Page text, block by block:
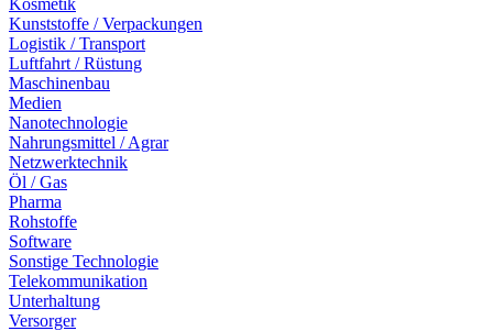
Kosmetik
Kunststoffe / Verpackungen
Logistik / Transport
Luftfahrt / Rüstung
Maschinenbau
Medien
Nanotechnologie
Nahrungsmittel / Agrar
Netzwerktechnik
Öl / Gas
Pharma
Rohstoffe
Software
Sonstige Technologie
Telekommunikation
Unterhaltung
Versorger